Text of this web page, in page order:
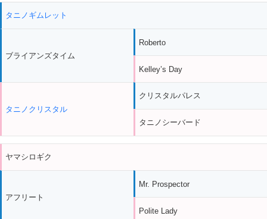
タニノギムレット
ブライアンズタイム
タニノクリスタル
Roberto
Kelley’s Day
クリスタルパレス
タニノシーバード
ヤマシロギク
アフリート
Mr. Prospector
Polite Lady